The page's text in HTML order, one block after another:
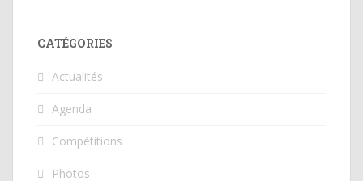
CATÉGORIES
Actualités
Agenda
Compétitions
Photos